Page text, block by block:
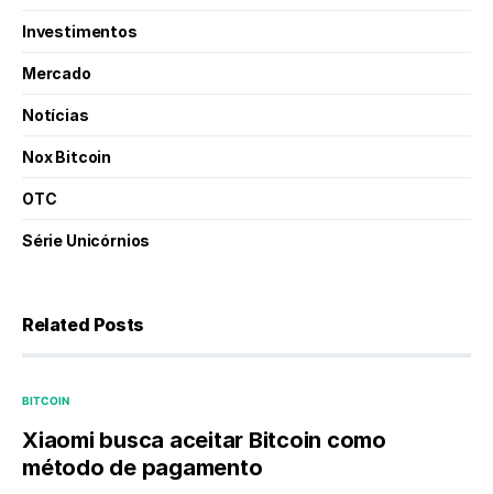
Investimentos
Mercado
Notícias
Nox Bitcoin
OTC
Série Unicórnios
Related Posts
BITCOIN
Xiaomi busca aceitar Bitcoin como
método de pagamento